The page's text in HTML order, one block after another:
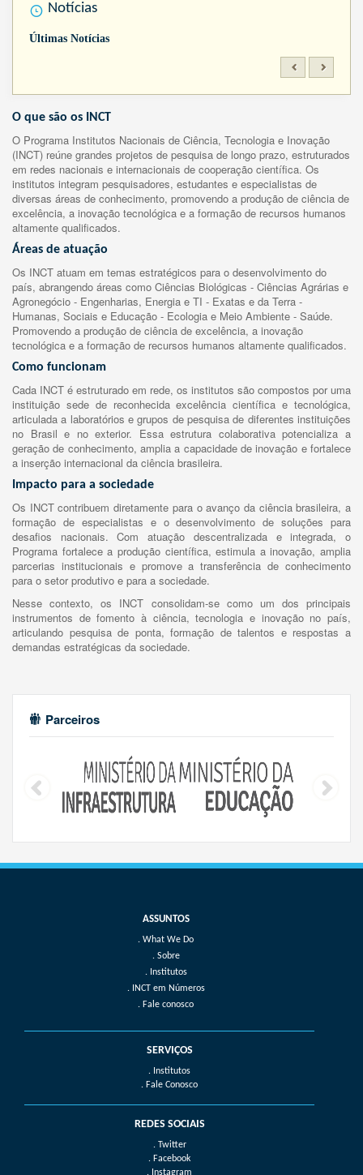
Notícias
Últimas Notícias
O que são os INCT
O Programa Institutos Nacionais de Ciência, Tecnologia e Inovação
(INCT) reúne grandes projetos de pesquisa de longo prazo, estruturados
em redes nacionais e internacionais de cooperação científica. Os
institutos integram pesquisadores, estudantes e especialistas de
diversas áreas de conhecimento, promovendo a produção de ciência de
excelência, a inovação tecnológica e a formação de recursos humanos
altamente qualificados.
Áreas de atuação
Os INCT atuam em temas estratégicos para o desenvolvimento do
país, abrangendo áreas como Ciências Biológicas - Ciências Agrárias e
Agronegócio - Engenharias, Energia e TI - Exatas e da Terra -
Humanas, Sociais e Educação - Ecologia e Meio Ambiente - Saúde.
Promovendo a produção de ciência de excelência, a inovação
tecnológica e a formação de recursos humanos altamente qualificados.
Como funcionam
Cada INCT é estruturado em rede, os institutos são compostos por uma
instituição sede de reconhecida excelência científica e tecnológica,
articulada a laboratórios e grupos de pesquisa de diferentes instituições
no Brasil e no exterior. Essa estrutura colaborativa potencializa a
geração de conhecimento, amplia a capacidade de inovação e fortalece
a inserção internacional da ciência brasileira.
Impacto para a sociedade
Os INCT contribuem diretamente para o avanço da ciência brasileira, a
formação de especialistas e o desenvolvimento de soluções para
desafios nacionais. Com atuação descentralizada e integrada, o
Programa fortalece a produção científica, estimula a inovação, amplia
parcerias institucionais e promove a transferência de conhecimento
para o setor produtivo e para a sociedade.
Nesse contexto, os INCT consolidam-se como um dos principais
instrumentos de fomento à ciência, tecnologia e inovação no país,
articulando pesquisa de ponta, formação de talentos e respostas a
demandas estratégicas da sociedade.
Parceiros
What We Do
Sobre
Institutos
INCT em Números
Fale conosco
SERVIÇOS
. Institutos
. Fale Conosco
REDES SOCIAIS
. Twitter
. Facebook
. Instagram